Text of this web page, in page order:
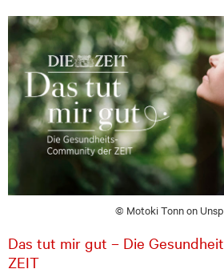
zum
Seiteninhalt
zum
Footer-
Menü
© Motoki Tonn on
Das tut mir gut – Die
ZEIT